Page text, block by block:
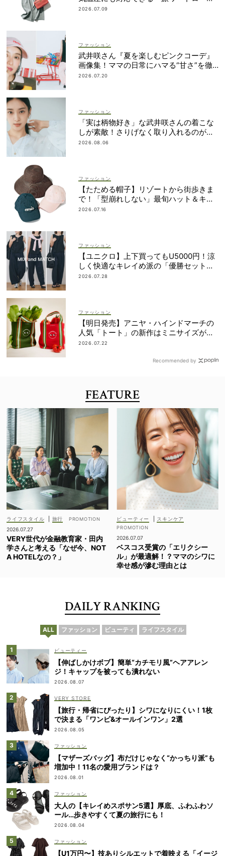
ブ」7選
2026.07.09
ファッション
武井咲さん『夏を楽しむピンクコーデ』
画像集！ママの日常にハマる“甘さ”を徹
底ガイド
2026.07.20
ファッション
「実は柄物好き」な武井咲さんの着こな
しが素敵！さりげなく取り入れるのが気
分
2026.08.06
ファッション
【たためる帽子】リゾートから街歩きま
で！「型崩れしない」最旬ハット＆キャ
ップ
2026.07.16
ファッション
【ユニクロ】上下買ってもU5000円！涼
しく快適なキレイめ派の「優勝セット」
は着回し力も
2026.07.28
ファッション
【明日発売】アニヤ・ハインドマーチの
人気「トート」の新作はミニサイズがセ
ット！
2026.07.22
Recommended by
FEATURE
ライフスタイル
旅行
2026.07.27
VERY世代が金融教育家・田内
学さんと考える「なぜ今、NOT
A HOTELなの？」
ビューティー スキンケア
2026.07.07
ベスコス受賞の「エリクシー
ル」が最適解！？ママのシワに
幸せ感が滲む理由とは
DAILY RANKING
ALL ファッション ビューティ ライフスタイル
ビューティー
【伸ばしかけボブ】簡単“カチモリ風”ヘアアレン
ジ！キャップを被っても潰れない
2026.08.07
VERY STORE
【旅行・帰省にぴったり】シワになりにくい！1枚
で決まる「ワンピ&オールインワン」2選
2026.08.05
ファッション
【マザーズバッグ】布だけじゃなく“かっちり派”も
増加中！11名の愛用ブランドは？
2026.08.01
ファッション
大人の【キレイめスポサン5選】厚底、ふわふわソ
ール…歩きやすくて夏の旅行にも！
2026.08.04
ファッション
【U1万円〜】技ありシルエットで着映える「イージ